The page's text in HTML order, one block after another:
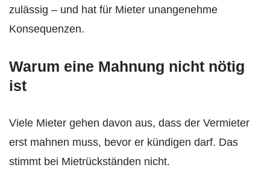
zulässig – und hat für Mieter unangenehme
Konsequenzen.
Warum eine Mahnung nicht nötig
ist
Viele Mieter gehen davon aus, dass der Vermieter
erst mahnen muss, bevor er kündigen darf. Das
stimmt bei Mietrückständen nicht.